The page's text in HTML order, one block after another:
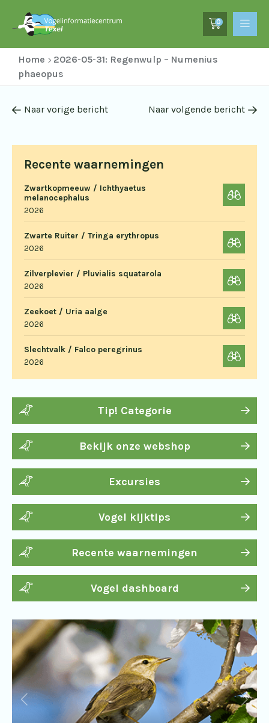
0
Home
2026-05-31: Regenwulp – Numenius
phaeopus
Recente waarnemingen
Zwartkopmeeuw / Ichthyaetus
melanocephalus
2026
Zwarte Ruiter / Tringa erythropus
2026
Zilverplevier / Pluvialis squatarola
2026
Zeekoet / Uria aalge
2026
Slechtvalk / Falco peregrinus
2026
Tip! Categorie
Bekijk onze webshop
Excursies
Vogel kijktips
Recente waarnemingen
Vogel dashboard
Naar vorige bericht Naar volgende bericht